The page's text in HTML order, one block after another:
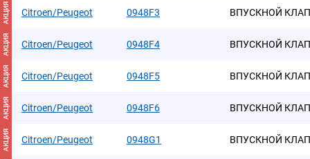
АКЦИЯ Citroen/Peugeot 0948F3 ВПУСКНОЙ
АКЦИЯ Citroen/Peugeot 0948F4 ВПУСКНОЙ
АКЦИЯ Citroen/Peugeot 0948F5 ВПУСКНОЙ
АКЦИЯ Citroen/Peugeot 0948F6 ВПУСКНОЙ
АКЦИЯ Citroen/Peugeot 0948G1 ВПУСКНОЙ